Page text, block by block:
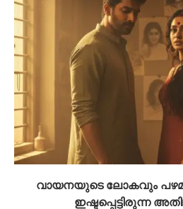
വായനയുടെ ലോകവും
ഇഷ്ടപ്പെട്ടിരുന്ന